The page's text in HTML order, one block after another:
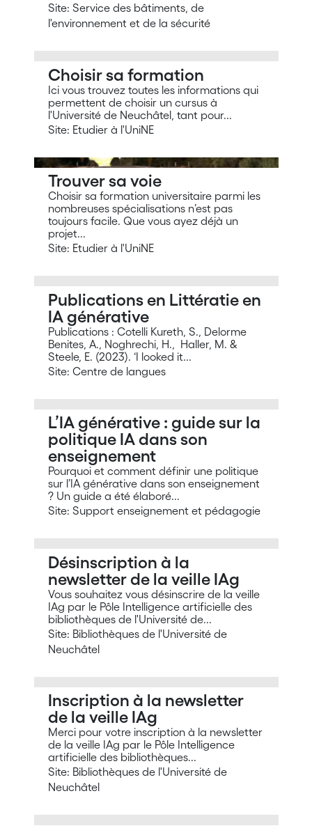
Site: Service des bâtiments, de
l'environnement et de la sécurité
Choisir sa formation
Ici vous trouvez toutes les informations qui
permettent de choisir un cursus à
l'Université de Neuchâtel, tant pour...
Site: Etudier à l'UniNE
Trouver sa voie
Choisir sa formation universitaire parmi les
nombreuses spécialisations n’est pas
toujours facile. Que vous ayez déjà un
projet...
Site: Etudier à l'UniNE
Publications en Littératie en
IA générative
Publications : Cotelli Kureth, S., Delorme
Benites, A., Noghrechi, H., Haller, M. &
Steele, E. (2023). ‘I looked it...
Site: Centre de langues
L’IA générative : guide sur la
politique IA dans son
enseignement
Pourquoi et comment définir une politique
sur l’IA générative dans son enseignement
? Un guide a été élaboré...
Site: Support enseignement et pédagogie
Désinscription à la
newsletter de la veille IAg
Vous souhaitez vous désinscrire de la veille
IAg par le Pôle Intelligence artificielle des
bibliothèques de l'Université de...
Site: Bibliothèques de l'Université de
Neuchâtel
Inscription à la newsletter
de la veille IAg
Merci pour votre inscription à la newsletter
de la veille IAg par le Pôle Intelligence
artificielle des bibliothèques...
Site: Bibliothèques de l'Université de
Neuchâtel